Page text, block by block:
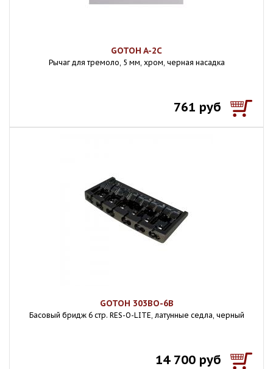
GOTOH A-2C
Рычаг для тремоло, 5 мм, хром, черная насадка
761 руб
GOTOH 303BO-6B
Басовый бридж 6 стр. RES-O-LITE, латунные седла, черный
14 700 руб